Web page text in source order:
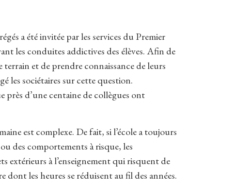
a été invitée par les services du Premier
les conduites addictives des élèves. Afin de
et de prendre connaissance de leurs
les sociétaires sur cette question.
près d’une centaine de collègues ont
est complexe. De fait, si l’école a toujours
des comportements à risque, les
extérieurs à l’enseignement qui risquent de
les heures se réduisent au fil des années.